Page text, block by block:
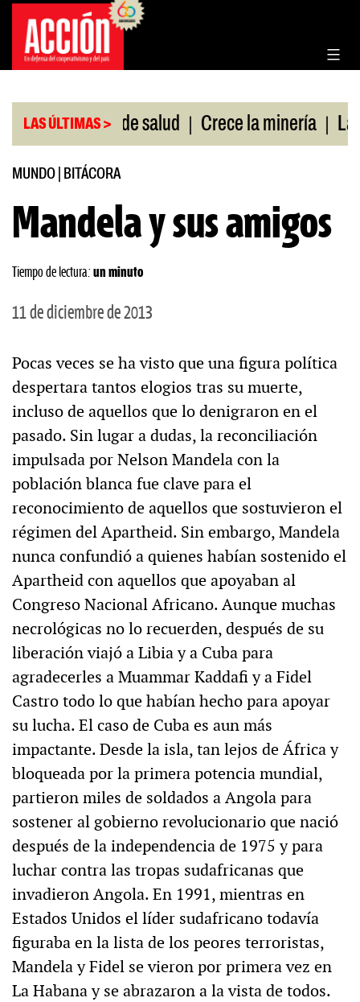
Saltar
contenido
LAS ÚLTIMAS >
cobertura de salud | Crece la minería | La
MUNDO BITÁCORA
Mandela y sus amigos
Tiempo de lectura: un minuto
11 de diciembre de 2013
Pocas veces se ha visto que una figura política
despertara tantos elogios tras su muerte,
incluso de aquellos que lo denigraron en el
pasado. Sin lugar a dudas, la reconciliación
impulsada por Nelson Mandela con la
población blanca fue clave para el
reconocimiento de aquellos que sostuvieron el
régimen del Apartheid. Sin embargo, Mandela
nunca confundió a quienes habían sostenido el
Apartheid con aquellos que apoyaban al
Congreso Nacional Africano. Aunque muchas
necrológicas no lo recuerden, después de su
liberación viajó a Libia y a Cuba para
agradecerles a Muammar Kaddafi y a Fidel
Castro todo lo que habían hecho para apoyar
su lucha. El caso de Cuba es aun más
impactante. Desde la isla, tan lejos de África y
bloqueada por la primera potencia mundial,
partieron miles de soldados a Angola para
sostener al gobierno revolucionario que nació
después de la independencia de 1975 y para
luchar contra las tropas sudafricanas que
invadieron Angola. En 1991, mientras en
Estados Unidos el líder sudafricano todavía
figuraba en la lista de los peores terroristas,
Mandela y Fidel se vieron por primera vez en
La Habana y se abrazaron a la vista de todos.